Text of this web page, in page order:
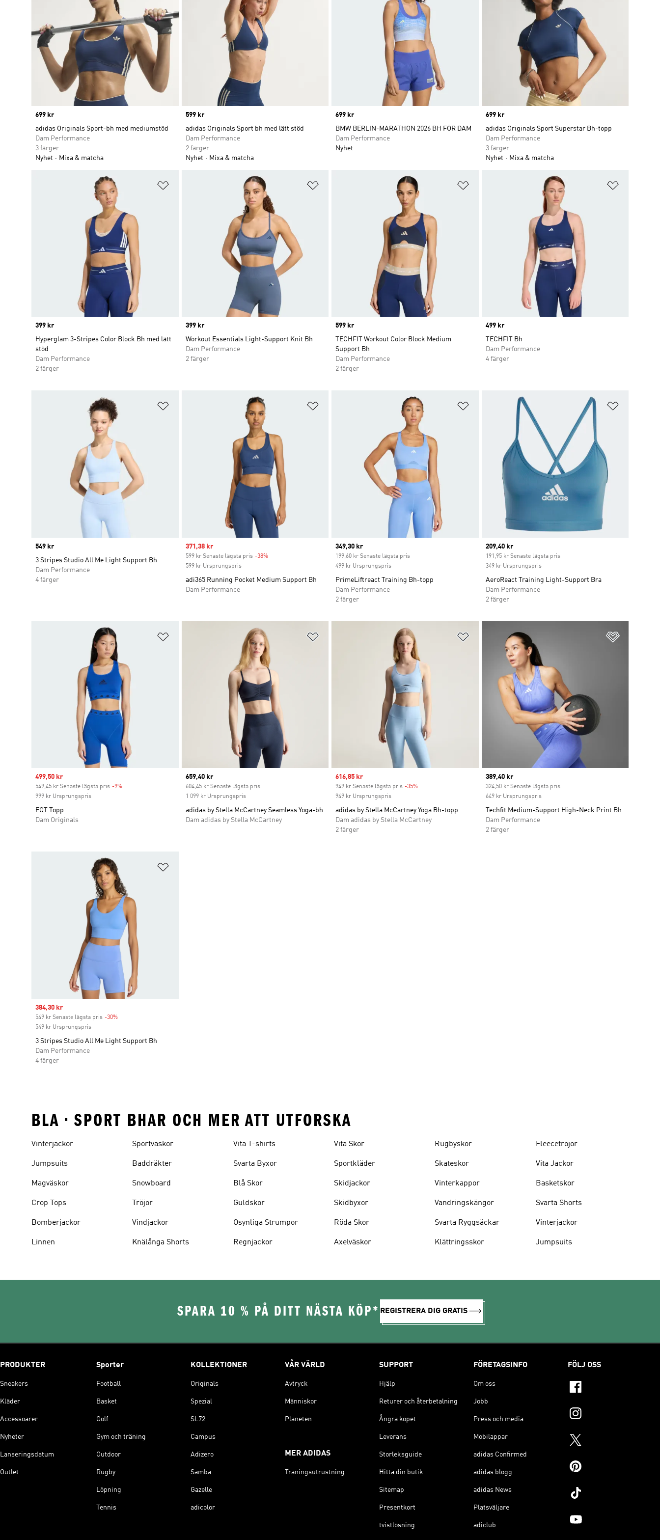
Price
699 kr
adidas Originals Sport-bh med mediumstöd
Dam Performance
3 färger
Nyhet
Mixa & matcha
Price
599 kr
adidas Originals Sport bh med lätt stöd
Dam Performance
2 färger
Nyhet
Mixa & matcha
Price
699 kr
BMW BERLIN-MARATHON 2026 BH FÖR DAM
Dam Performance
Nyhet
Price
699 kr
adidas Originals Sport Superstar Bh-topp
Dam Performance
3 färger
Nyhet
Mixa & matcha
Lägg till på önskelistan
Price
399 kr
Hyperglam 3-Stripes Color Block Bh med lätt
stöd
Dam Performance
2 färger
Lägg till på önskelistan
Price
399 kr
Workout Essentials Light-Support Knit Bh
Dam Performance
2 färger
Lägg till på önskelistan
Price
599 kr
TECHFIT Workout Color Block Medium
Support Bh
Dam Performance
2 färger
Price
499 kr
TECHFIT Bh
Dam Performance
4 färger
Lägg till på önskelistan
Price
549 kr
3 Stripes Studio All Me Light Support Bh
Dam Performance
4 färger
Sale price
371,38 kr
599 kr Senaste lägsta pris -38%Discount
599 kr Ursprungspris
adi365 Running Pocket Medium Support Bh
Dam Performance
Lägg till på önskelistan
Current price
349,30 kr
199,60 kr Senaste lägsta pris
499 kr Ursprungspris
PrimeLiftreact Training Bh-topp
Dam Performance
2 färger
Current price
209,40 kr
191,95 kr Senaste lägsta pris
349 kr Ursprungspris
AeroReact Training Light-Support Bra
Dam Performance
2 färger
Lägg till på önskelistan
Sale price
499,50 kr
549,45 kr Senaste lägsta pris -9%
999 kr Ursprungspris
EQT Topp
Dam Originals
Lägg till på önskelistan
Current price
659,40 kr
604,45 kr Senaste lägsta pris
1 099 kr Ursprungspris
adidas by Stella McCartney Seamless Yoga-bh
Dam adidas by Stella McCartney
Lägg till på önskelistan
Sale price
616,85 kr
949 kr Senaste lägsta pris -35%
949 kr Ursprungspris
adidas by Stella McCartney Yoga Bh-topp
Dam adidas by Stella McCartney
2 färger
Current price
389,40 kr
324,50 kr Senaste lägsta pris
649 kr Ursprungspris
Techfit Medium-Support High-Neck Print Bh
Dam Performance
2 färger
Sale price
384,30 kr
549 kr Senaste lägsta pris -30%
549 kr Ursprungspris
3 Stripes Studio All Me Light Support Bh
Dam Performance
4 färger
BLA • SPORT BHAR OCH MER ATT UTFORSKA
Vinterjackor
Jumpsuits
Magväskor
Crop Tops
Bomberjackor
Linnen
Sportväskor
Baddräkter
Snowboard
Tröjor
Vindjackor
Knälånga Shorts
Vita T-shirts
Svarta Byxor
Blå Skor
Guldskor
Osynliga Strumpor
Regnjackor
Vita Skor
Sportkläder
Skidjackor
Skidbyxor
Röda Skor
Axelväskor
Rugbyskor
Skateskor
Vinterkappor
Vandringskängor
Svarta Ryggsäckar
Klättringsskor
Fleecetröjor
Vita Jackor
Basketskor
Svarta Shorts
Vinterjackor
Jumpsuits
SPARA 10 % PÅ DITT NÄSTA KÖP* REGISTRERA DIG GRATIS
PRODUKTER
Sneakers
Kläder
Accessoarer
Nyheter
Lanseringsdatum
Outlet
Sporter
Football
Basket
Golf
Gym och träning
Outdoor
Rugby
Löpning
Tennis
KOLLEKTIONER
Originals
Spezial
SL72
Campus
Adizero
Samba
Gazelle
adicolor
VÅR VÄRLD
Avtryck
Människor
Planeten
MER ADIDAS
Träningsutrustning
SUPPORT
Hjälp
Returer och återbetalning
Ångra köpet
Leverans
Storleksguide
Hitta din butik
Sitemap
Presentkort
tvistlösning
FÖRETAGSINFO
Om oss
Jobb
Press och media
Mobilappar
adidas Confirmed
adidas blogg
adidas News
Platsväljare
adiclub
FÖLJ OSS